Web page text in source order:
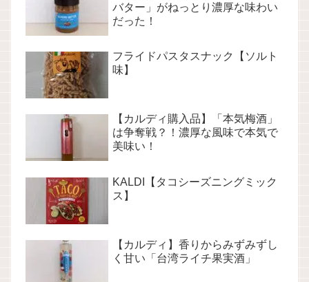
バター」がねっとり濃厚な味わい
だった！
フライドパスタスナック【ソルト
味】
【カルディ購入品】「本気梅酒」
は争奪戦？！濃厚な風味で本気で
美味い！
KALDI【タコシーズニングミック
ス】
【カルディ】香りからみずみずし
く甘い「台湾ライチ果実酒」